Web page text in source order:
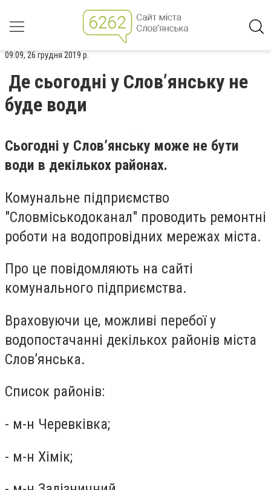
09:09, 26 грудня 2019 р.
Де сьогодні у Слов’янську не
буде води
Сьогодні у Слов’янську може не бути
води в декількох районах.
Комунальне підприємство
"Словміськодоканал" проводить ремонтні
роботи на водопровідних мережах міста.
Про це повідомляють на сайті
комунального підприємства.
Враховуючи це, можливі перебої у
водопостачанні декількох районів міста
Слов’янська.
Список районів:
- м-н Черевківка;
- м-н Хімік;